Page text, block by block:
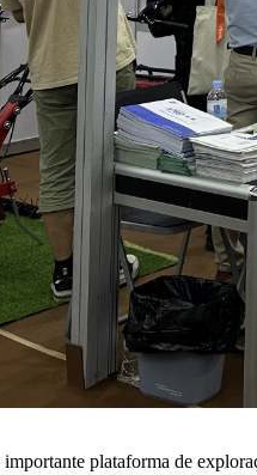
plataforma de